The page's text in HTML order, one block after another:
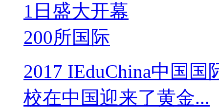
2017 IEduChina中国
校在中国迎来了黄金...